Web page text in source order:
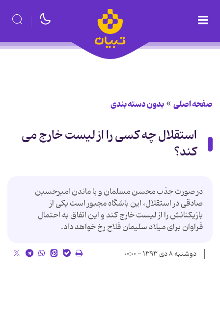
صفحه اصلی بدون دسته بندی
استقلال چه کسی را از لیست خارج می
کند؟
در صورت جذب محسن مسلمان و یا ماندن امیرحسین
صادقی در استقلال، این باشگاه مجبور است یکی از
بازیکنانش را از لیست خارج کند و این اتفاق به احتمال
فراوان برای میلاد سلیمان فلاح رخ خواهد داد.
دوشنبه ۸ دی ۱۳۹۳ - ۰۰:۰۰